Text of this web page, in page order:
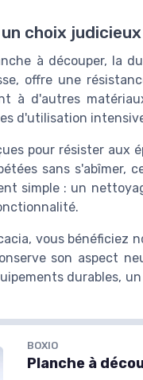
choix judicieux
à découper, la
offre une
à d'autres
d'utilisation
pour résister aux
sans
simple : un
vous bénéficiez
son aspect
durables, un
BOXIO
Planche à